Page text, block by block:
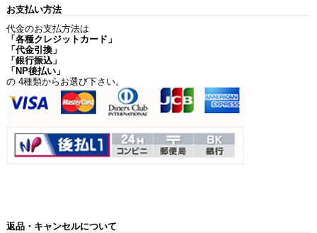
お支払い方法
代金のお支払方法は
「各種クレジットカード」
「代金引換」
「銀行振込」
「NP後払い」
の 4種類からお選び下さい。
返品・キャンセルについて